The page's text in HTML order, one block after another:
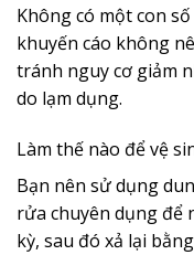
Không có một con
khuyến cáo không
tránh nguy cơ giảm
do lạm dụng.
Làm thế nào để vệ
Bạn nên sử dụng
rửa chuyên dụng để
kỳ, sau đó xả lại